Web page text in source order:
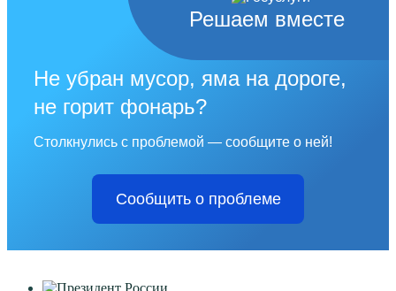
Решаем вместе
Не убран мусор, яма на дороге,
не горит фонарь?
Столкнулись с проблемой — сообщите о ней!
Сообщить о проблеме